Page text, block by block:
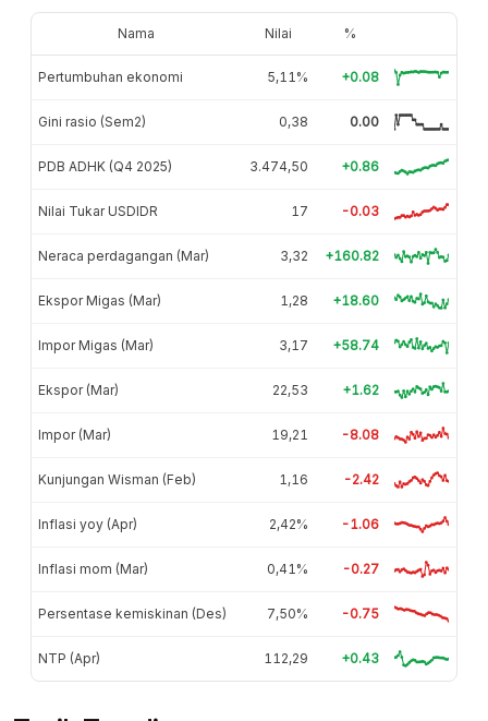
Nama Nilai %
Pertumbuhan ekonomi 5,11% +0.08
Gini rasio (Sem2) 0,38 0.00
PDB ADHK (Q4 2025) 3.474,50 +0.86
Nilai Tukar USDIDR 17 -0.03
Neraca perdagangan (Mar) 3,32 +160.82
Ekspor Migas (Mar) 1,28 +18.60
Impor Migas (Mar) 3,17 +58.74
Ekspor (Mar) 22,53 +1.62
Impor (Mar) 19,21 -8.08
Kunjungan Wisman (Feb) 1,16 -2.42
Inflasi yoy (Apr) 2,42% -1.06
Inflasi mom (Mar) 0,41% -0.27
Persentase kemiskinan (Des) 7,50% -0.75
NTP (Apr) 112,29 +0.43